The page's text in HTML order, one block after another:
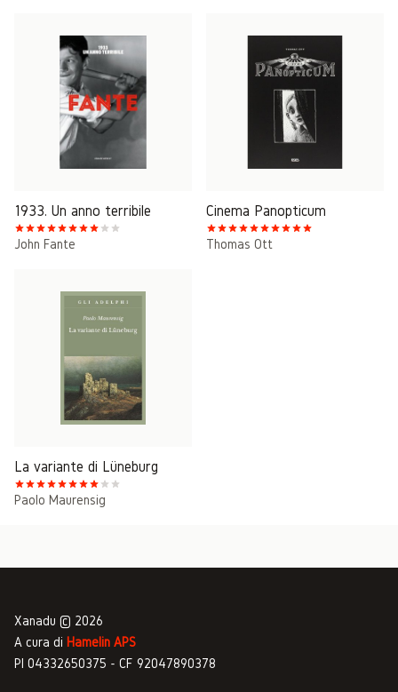
1933. Un anno terribile
John Fante
Cinema Panopticum
Thomas Ott
La variante di Lüneburg
Paolo Maurensig
Xanadu © 2026
A cura di Hamelin APS
PI 04332650375 - CF 92047890378